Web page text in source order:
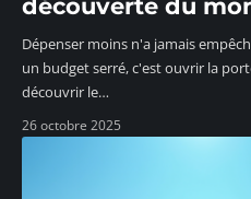
découverte du
Dépenser moins n'a jamais
un budget serré, c'est ouvrir la
découvrir le…
26 octobre 2025